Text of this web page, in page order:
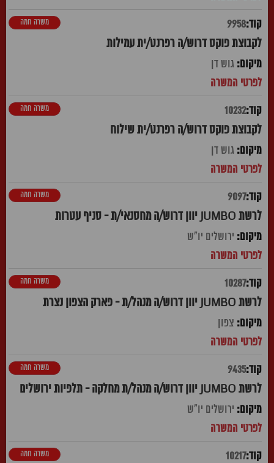
9958
לקבוצת פוקס דרוש/ה רפרנט/ית עמילות
משרה חמה
גוש דן
10232
לקבוצת פוקס דרוש/ה רפרנט/ית שילוח
משרה חמה
גוש דן
9097
לרשת JUMBO יוון דרוש/ה מחסנאי/ת - סניף עטרות
משרה חמה
ירושלים יו"ש
10287
לרשת JUMBO יוון דרוש/ה מנהל/ת - פארק הצפון נצרת
משרה חמה
צפון
9435
לרשת JUMBO יוון דרוש/ה מנהל/ת מחלקה - תלפיות ירושלים
משרה חמה
ירושלים יו"ש
10217 משרה חמה